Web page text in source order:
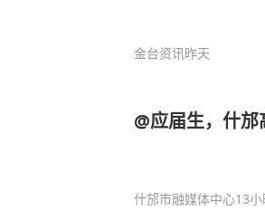
金台资讯昨天
@应届生，什邡
什邡市融媒体中心13